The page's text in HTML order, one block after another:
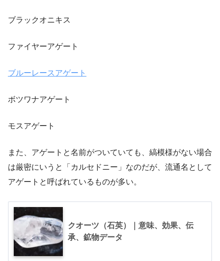
ブラックオニキス
ファイヤーアゲート
ブルーレースアゲート
ボツワナアゲート
モスアゲート
また、アゲートと名前がついていても、縞模様がない場合
は厳密にいうと「カルセドニー」なのだが、流通名として
アゲートと呼ばれているものが多い。
クオーツ（石英）｜意味、効果、伝
承、鉱物データ